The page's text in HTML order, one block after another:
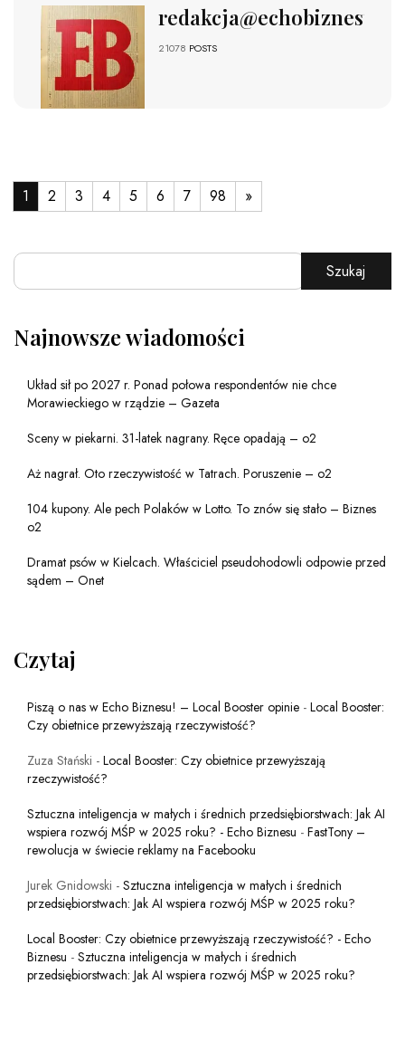
redakcja@echobiznesu.pl
21078 POSTS
1 2 3 4 5 6 7 98 »
Szukaj
Najnowsze wiadomości
Układ sił po 2027 r. Ponad połowa respondentów nie chce
Morawieckiego w rządzie – Gazeta
Sceny w piekarni. 31-latek nagrany. Ręce opadają – o2
Aż nagrał. Oto rzeczywistość w Tatrach. Poruszenie – o2
104 kupony. Ale pech Polaków w Lotto. To znów się stało – Biznes
o2
Dramat psów w Kielcach. Właściciel pseudohodowli odpowie przed
sądem – Onet
Czytaj
Piszą o nas w Echo Biznesu! – Local Booster opinie - Local Booster:
Czy obietnice przewyższają rzeczywistość?
Zuza Stański - Local Booster: Czy obietnice przewyższają
rzeczywistość?
Sztuczna inteligencja w małych i średnich przedsiębiorstwach: Jak AI
wspiera rozwój MŚP w 2025 roku? - Echo Biznesu - FastTony –
rewolucja w świecie reklamy na Facebooku
Jurek Gnidowski - Sztuczna inteligencja w małych i średnich
przedsiębiorstwach: Jak AI wspiera rozwój MŚP w 2025 roku?
Local Booster: Czy obietnice przewyższają rzeczywistość? - Echo
Biznesu - Sztuczna inteligencja w małych i średnich
przedsiębiorstwach: Jak AI wspiera rozwój MŚP w 2025 roku?